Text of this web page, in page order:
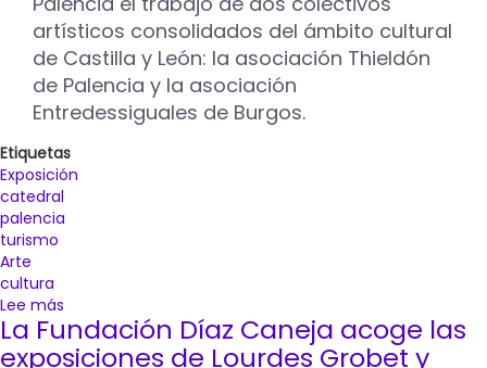
artísticos consolidados del ámbito cultural
de Castilla y León: la asociación Thieldón
de Palencia y la asociación
Entredessiguales de Burgos.
Etiquetas
Exposición
catedral
palencia
turismo
Arte
cultura
Lee más
La
Catedral
La Fundación Díaz Caneja acoge las
exposiciones de Lourdes Grobet y